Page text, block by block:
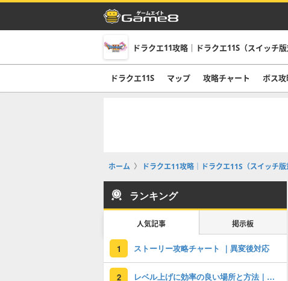
ドラクエ11攻略｜ドラクエ11S（スイッチ版
ドラクエ11S マップ 攻略チャート ボス攻
ホーム ドラクエ11攻略｜ドラクエ11S（スイッチ版
ランキング
人気記事 掲示板
1 ストーリー攻略チャート ｜異変後対応
2 レベル上げに効率の良い場所と方法｜序盤・中盤・終盤・クリア後対応